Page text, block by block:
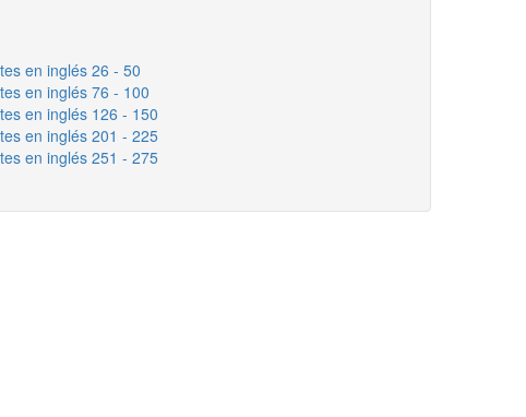
en inglés 26 - 50
en inglés 76 - 100
en inglés 126 - 150
en inglés 201 - 225
en inglés 251 - 275